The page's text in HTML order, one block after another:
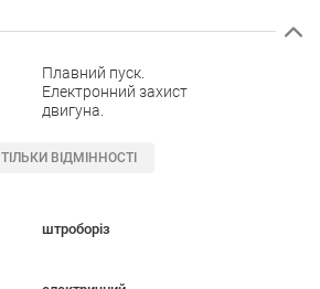
Плавний пуск.
Електронний захист
двигуна.
ТІЛЬКИ ВІДМІННОСТІ
штроборіз